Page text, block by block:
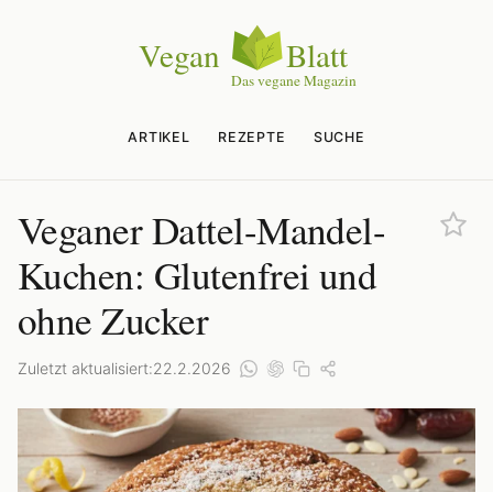
ARTIKEL REZEPTE SUCHE
Veganer Dattel-Mandel-
Kuchen: Glutenfrei und
ohne Zucker
Zuletzt aktualisiert:22.2.2026